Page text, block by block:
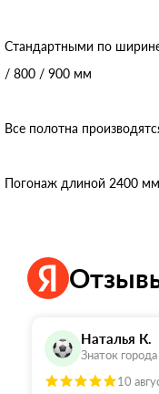
Стандартными по
/ 800 / 900 мм
Все полотна
Погонаж длиной 2400
Наталья К.
Знаток
10